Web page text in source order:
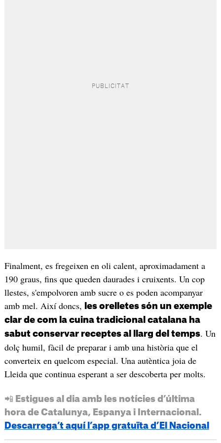
Finalment, es fregeixen en oli calent, aproximadament a
190 graus, fins que queden daurades i cruixents. Un cop
llestes, s'empolvoren amb sucre o es poden acompanyar
amb mel. Així doncs,
les orelletes són un exemple
clar de com la cuina tradicional catalana ha
sabut conservar receptes al llarg del temps. Un
dolç humil, fàcil de preparar i amb una història que el
converteix en quelcom especial. Una autèntica joia de
Lleida que continua esperant a ser descoberta per molts.
📲 Estigues al dia amb les notícies d’última
hora de Catalunya, Espanya i Internacional.
Descarrega’t aquí l’app gratuïta d’El Nacional